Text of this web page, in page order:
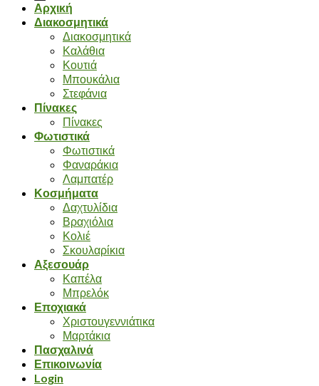
Αρχική
Διακοσμητικά
Διακοσμητικά
Καλάθια
Κουτιά
Μπουκάλια
Στεφάνια
Πίνακες
Πίνακες
Φωτιστικά
Φωτιστικά
Φαναράκια
Λαμπατέρ
Κοσμήματα
Δαχτυλίδια
Βραχιόλια
Κολιέ
Σκουλαρίκια
Αξεσουάρ
Καπέλα
Μπρελόκ
Εποχιακά
Χριστουγεννιάτικα
Μαρτάκια
Πασχαλινά
Επικοινωνία
Login